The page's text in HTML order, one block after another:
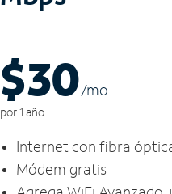
$30/mo
por 1 año
Internet con fibra
Módem gratis